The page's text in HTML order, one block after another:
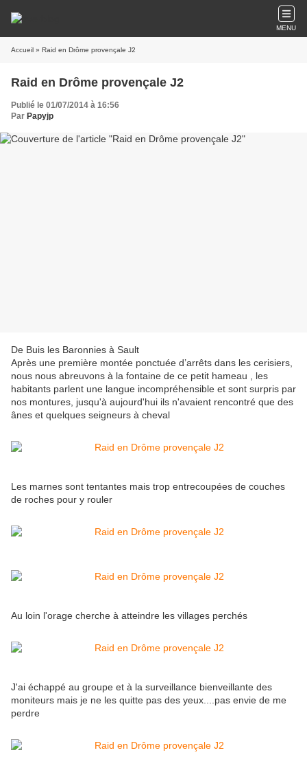
MENU
Accueil » Raid en Drôme provençale J2
Raid en Drôme provençale J2
Publié le 01/07/2014 à 16:56
Par Papyjp
De Buis les Baronnies à Sault
Après une première montée ponctuée d’arrêts dans les cerisiers,
nous nous abreuvons à la fontaine de ce petit hameau , les
habitants parlent une langue incompréhensible et sont surpris par
nos montures, jusqu'à aujourd'hui ils n'avaient rencontré que des
ânes et quelques seigneurs à cheval
Les marnes sont tentantes mais trop entrecoupées de couches
de roches pour y rouler
Au loin l'orage cherche à atteindre les villages perchés
J'ai échappé au groupe et à la surveillance bienveillante des
moniteurs mais je ne les quitte pas des yeux....pas envie de me
perdre